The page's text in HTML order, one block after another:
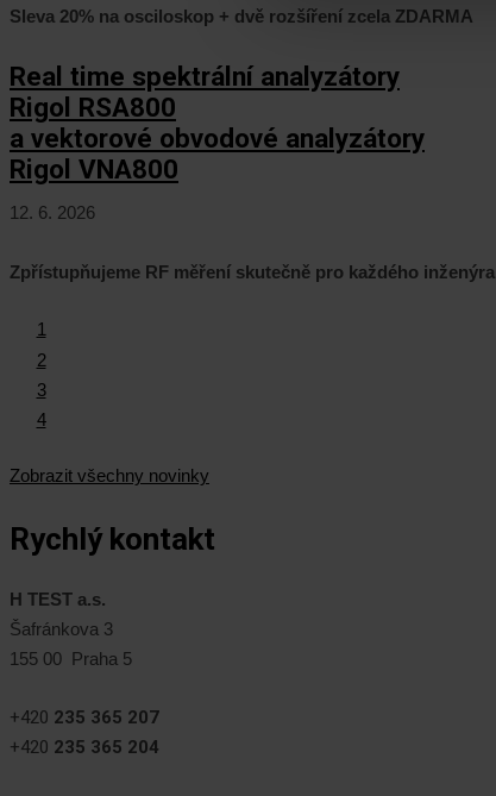
Sleva 20% na osciloskop + dvě rozšíření zcela ZDARMA
Real time spektrální analyzátory
Rigol RSA800
a vektorové obvodové analyzátory
Rigol VNA800
12. 6. 2026
Zpřístupňujeme RF měření skutečně pro každého inženýra
1
2
3
4
Zobrazit všechny novinky
Rychlý kontakt
H TEST a.s.
Šafránkova 3
155 00 Praha 5
+420 235 365 207
+420 235 365 204